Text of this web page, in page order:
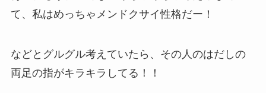
て、私はめっちゃメンドクサイ性格だー！
などとグルグル考えていたら、その人のはだしの
両足の指がキラキラしてる！！